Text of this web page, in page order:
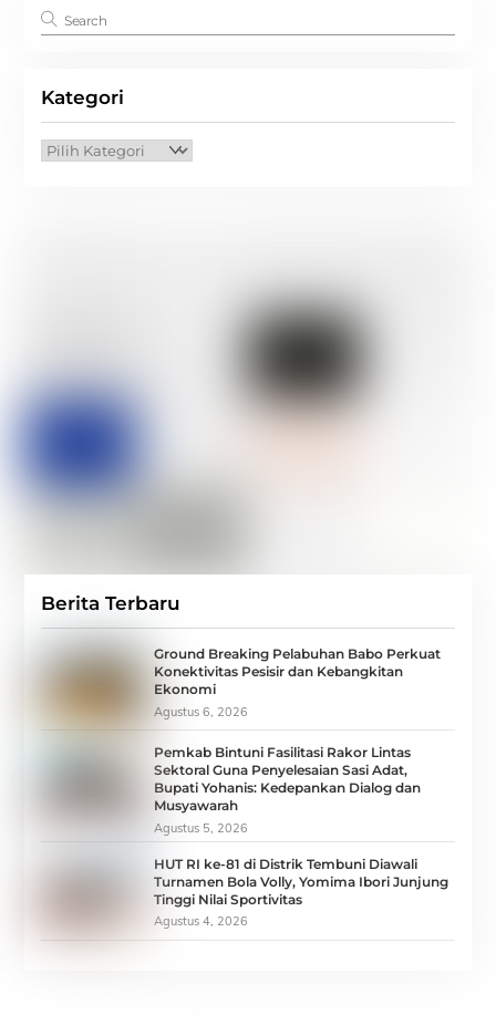
Kategori
Kategori
Berita Terbaru
Ground Breaking Pelabuhan Babo Perkuat
Konektivitas Pesisir dan Kebangkitan
Ekonomi
Agustus 6, 2026
Pemkab Bintuni Fasilitasi Rakor Lintas
Sektoral Guna Penyelesaian Sasi Adat,
Bupati Yohanis: Kedepankan Dialog dan
Musyawarah
Agustus 5, 2026
HUT RI ke-81 di Distrik Tembuni Diawali
Turnamen Bola Volly, Yomima Ibori Junjung
Tinggi Nilai Sportivitas
Agustus 4, 2026